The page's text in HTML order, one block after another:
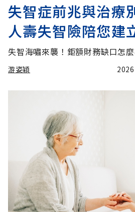
失智症前兆與治療
人壽失智險陪您建
失智海嘯來襲！鉅額財務缺口怎麼
游姿穎